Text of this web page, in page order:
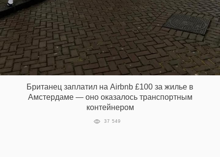
Британец заплатил на Airbnb £100 за жилье в
Амстердаме — оно оказалось транспортным
контейнером
37 549